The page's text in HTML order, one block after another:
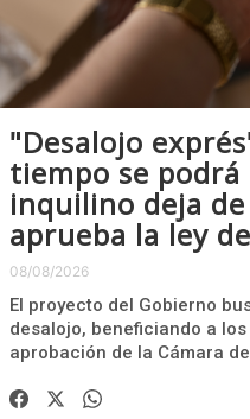
"Desalojo
tiempo se podrá
inquilino deja
aprueba la ley
08/08/2026
El proyecto del Gobierno
desalojo, beneficiando a
aprobación de la Cámara